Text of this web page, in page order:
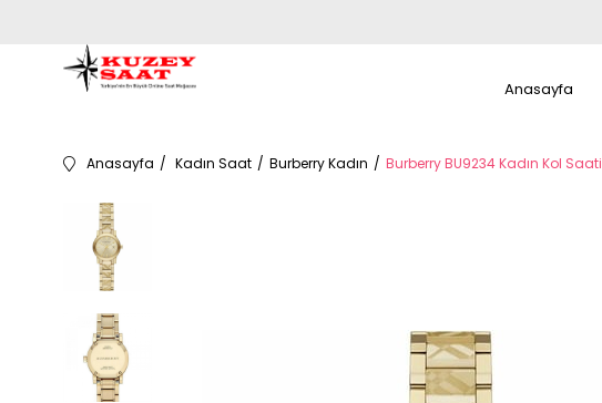
Anasayfa
Anasayfa Kadın Saat Burberry Kadın Burberry BU9234 Kadın Kol Saati